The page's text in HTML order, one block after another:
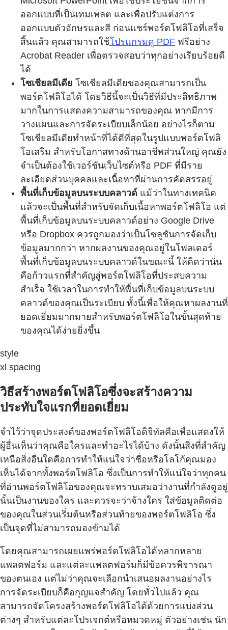
ออกแบบที่เป็นเทมเพลต และเพื่อปรับแต่งการ
ออกแบบตัวอักษรและสี ก่อนแชร์พอร์ตโฟลิโอที่เสร็จ
สิ้นแล้ว คุณสามารถใช้โปรแกรมดู PDF ฟรีอย่าง
Acrobat Reader เพื่อตรวจสอบว่าทุกอย่างเรียบร้อยดี
ได้
โซเชียลมีเดีย โซเชียลมีเดียของคุณสามารถเป็น
พอร์ตโฟลิโอได้ โดยวิธีนี้จะเป็นวิธีที่มีประสิทธิภาพ
มากในการแสดงความสามารถของคุณ หากมีการ
วางแผนและการจัดระเบียบเล็กน้อย อย่างไรก็ตาม
โซเชียลมีเดียทำหน้าที่ได้ดีที่สุดในรูปแบบพอร์ตโฟลิ
โอเสริม สำหรับโอกาสทางด้านอาชีพส่วนใหญ่ คุณยัง
จำเป็นต้องใช้เวอร์ชันเว็บไซต์หรือ PDF ที่มีราย
ละเอียดส่วนบุคคลและเนื้อหาที่ผ่านการคัดสรรอยู่
พื้นที่เก็บข้อมูลบนระบบคลาวด์ แม้ว่าในทางเทคนิค
แล้วจะเป็นพื้นที่สำหรับจัดเก็บเนื้อหาพอร์ตโฟลิโอ แต่
พื้นที่เก็บข้อมูลบนระบบคลาวด์อย่าง Google Drive
หรือ Dropbox ควรถูกมองว่าเป็นโซลูชันการจัดเก็บ
ข้อมูลมากกว่า หากผลงานของคุณอยู่ในโฟลเดอร์
พื้นที่เก็บข้อมูลบนระบบคลาวด์ในขณะนี้ ให้คิดว่านั่น
คือก้าวแรกที่สำคัญสู่พอร์ตโฟลิโอที่ประสบความ
สำเร็จ ใช้เวลาในการทำให้พื้นที่เก็บข้อมูลบนระบบ
คลาวด์ของคุณเป็นระเบียบ ทั้งนี้เพื่อให้คุณหาผลงานที่
ยอดเยี่ยมมากมายสำหรับพอร์ตโฟลิโอในขั้นสุดท้าย
ของคุณได้ง่ายยิ่งขึ้น
style
xl spacing
วิธีสร้างพอร์ตโฟลิโอซึ่งจะสร้างความ
ประทับใจแรกที่ยอดเยี่ยม
จำไว้ว่าจุดประสงค์ของพอร์ตโฟลิโอดิจิทัลคือเพื่อแสดงให้
ผู้อื่นเห็นว่าคุณคือใครและทำอะไรได้บ้าง ดังนั้นสิ่งที่สำคัญ
เหนือสิ่งอื่นใดคือการทำให้แน่ใจว่าชื่อหรือโลโก้คุณมอง
เห็นได้จากทั้งพอร์ตโฟลิโอ ซึ่งเป็นการทำให้แน่ใจว่าทุกคน
ที่อ่านพอร์ตโฟลิโอของคุณจะทราบเสมอว่างานที่กำลังดูอยู่
นั้นเป็นงานของใคร และควรจะว่าจ้างใคร ใส่ข้อมูลติดต่อ
ของคุณในส่วนเริ่มต้นหรือส่วนท้ายของพอร์ตโฟลิโอ ซึ่ง
เป็นจุดที่ไม่สามารถมองข้ามได้
โดยคุณสามารถเผยแพร่พอร์ตโฟลิโอได้หลากหลาย
แพลตฟอร์ม และแต่ละแพลตฟอร์มก็มีข้อควรพิจารณา
ของตนเอง แต่ไม่ว่าคุณจะเลือกนำเสนอผลงานอย่างไร
การจัดระเบียบก็คือกุญแจสำคัญ โดยทั่วไปแล้ว คุณ
สามารถจัดโครงสร้างพอร์ตโฟลิโอได้ด้วยการแบ่งส่วน
ต่างๆ สำหรับแต่ละโปรเจกต์หรือหมวดหมู่ ตัวอย่างเช่น นัก